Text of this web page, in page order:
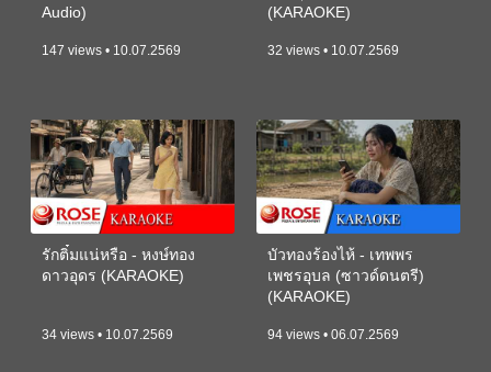
Audio)
147 views • 10.07.2569
(KARAOKE)
32 views • 10.07.2569
รักติ๋มแน่หรือ - หงษ์ทอง
ดาวอุดร (KARAOKE)
34 views • 10.07.2569
บัวทองร้องไห้ - เทพพร
เพชรอุบล (ซาวด์ดนตรี)
(KARAOKE)
94 views • 06.07.2569